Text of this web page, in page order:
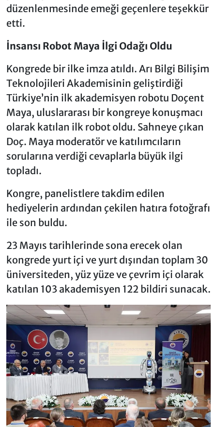
düzenlenmesinde emeği geçenlere teşekkür
etti.
İnsansı Robot Maya İlgi Odağı Oldu
Kongrede bir ilke imza atıldı. Arı Bilgi Bilişim
Teknolojileri Akademisinin geliştirdiği
Türkiye’nin ilk akademisyen robotu Doçent
Maya, uluslararası bir kongreye konuşmacı
olarak katılan ilk robot oldu. Sahneye çıkan
Doç. Maya moderatör ve katılımcıların
sorularına verdiği cevaplarla büyük ilgi
topladı.
Kongre, panelistlere takdim edilen
hediyelerin ardından çekilen hatıra fotoğrafı
ile son buldu.
23 Mayıs tarihlerinde sona erecek olan
kongrede yurt içi ve yurt dışından toplam 30
üniversiteden, yüz yüze ve çevrim içi olarak
katılan 103 akademisyen 122 bildiri sunacak.